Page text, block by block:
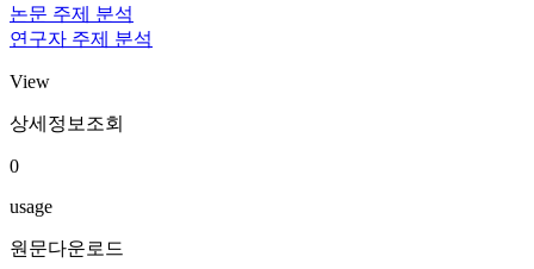
논문 주제 분석
연구자 주제 분석
View
상세정보조회
0
usage
원문다운로드